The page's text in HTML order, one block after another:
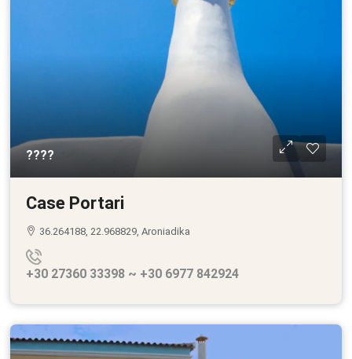
????
Case Portari
36.264188, 22.968829, Aroniadika
+30 27360 33398 ~ +30 6977 842924